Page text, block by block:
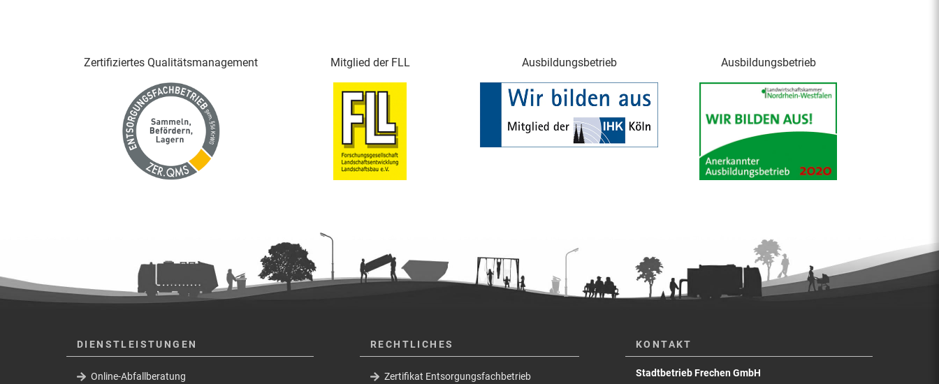
Zertifiziertes Qualitäts­management Mitglied der FLL Ausbildungsbetrieb Ausbildungsbetrieb
DIENSTLEISTUNGEN
Online-Abfallberatung
RECHTLICHES
Zertifikat Entsorgungsfachbetrieb
KONTAKT
Stadtbetrieb Frechen GmbH